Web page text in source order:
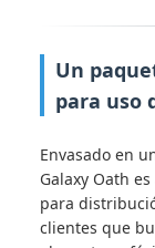
Un
para uso
Envasado en
Galaxy Oath
para
clientes que